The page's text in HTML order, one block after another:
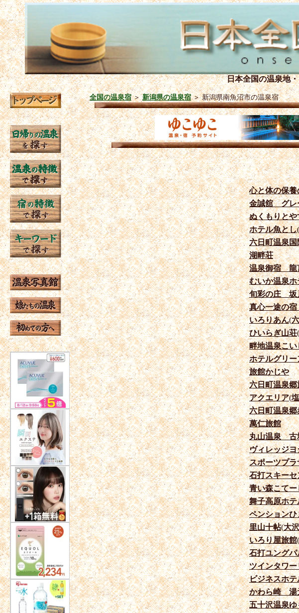
日本全国の温泉地
全国の温泉宿＞新潟県の温泉宿＞新潟県南魚沼市の温泉宿
心と体の保
金誠舘 グレ
ぬくもりと
ホテル魚とし(
六日町温泉
湖畔荘
温泉御宿 龍
むいか温泉ホ
旬彩の庄 坂
真心一途の
いろりあん(
ひいらぎ山荘(
畔地温泉こい
ホテルグリ
旅館かじや
六日町温泉
アクエリア(
六日町温泉郷
萬仁旅館
丸山温泉 古
ヴィレッジヨ
スポーツプラ
石打スキーセ
青い森こてー
舞子高原ホテ
ペンションひ
里山十帖(大
いろり屋旅館(
石打ユングパ
ツインタワー
ビジネスホ
かわら崎 湯
五十沢温泉ゆ